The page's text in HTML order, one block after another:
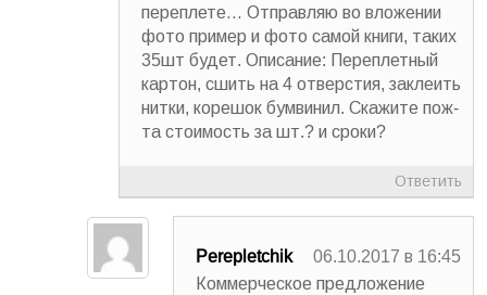
переплете… Отправляю во вложении
фото пример и фото самой книги, таких
35шт будет. Описание: Переплетный
картон, сшить на 4 отверстия, заклеить
нитки, корешок бумвинил. Скажите пож-
та стоимость за шт.? и сроки?
Ответить
Perepletchik
06.10.2017 в 16:45
Коммерческое предложение